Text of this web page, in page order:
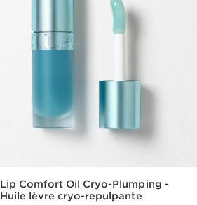
Lip Comfort Oil Cryo-Plumping -
Huile lèvre cryo-repulpante